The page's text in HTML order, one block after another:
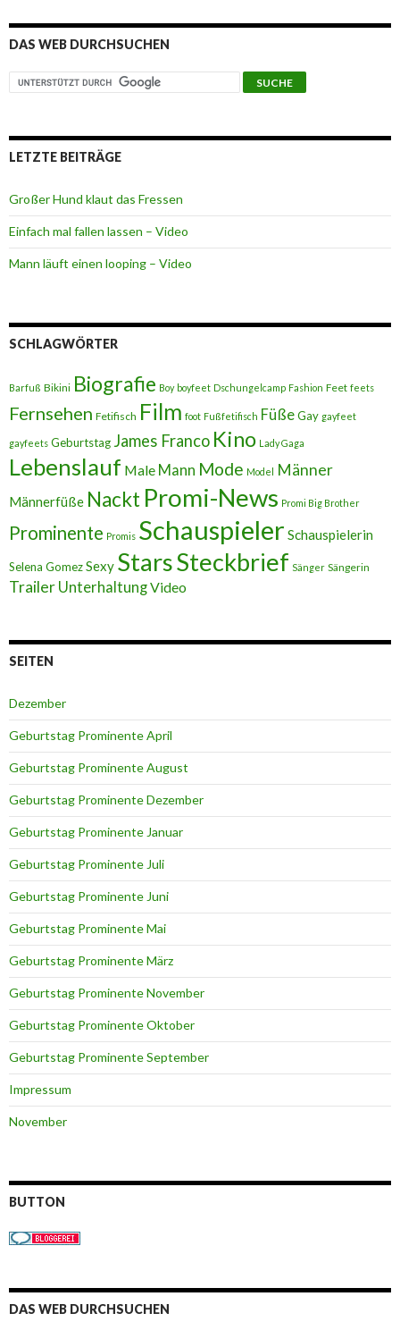
DAS WEB DURCHSUCHEN
LETZTE BEITRÄGE
Großer Hund klaut das Fressen
Einfach mal fallen lassen – Video
Mann läuft einen looping – Video
SCHLAGWÖRTER
Barfuß Bikini Biografie Boy boyfeet Dschungelcamp Fashion Feet feets
Fernsehen Fetifisch Film foot Fußfetifisch FüßeGay gayfeet
gayfeets Geburtstag James Franco Kino Lady Gaga
Lebenslauf Male Mann Mode Model Männer
Männerfüße Nackt Promi-News Promi Big Brother
Prominente Promis Schauspieler Schauspielerin
Selena GomezSexy StarsSteckbrief Sänger Sängerin
Trailer UnterhaltungVideo
SEITEN
Dezember
Geburtstag Prominente April
Geburtstag Prominente August
Geburtstag Prominente Dezember
Geburtstag Prominente Januar
Geburtstag Prominente Juli
Geburtstag Prominente Juni
Geburtstag Prominente Mai
Geburtstag Prominente März
Geburtstag Prominente November
Geburtstag Prominente Oktober
Geburtstag Prominente September
Impressum
November
BUTTON
DAS WEB DURCHSUCHEN